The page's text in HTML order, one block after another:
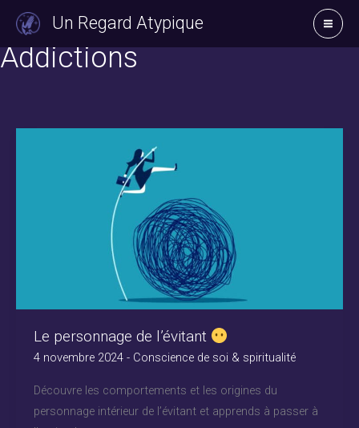
contenu
Un Regard Atypique
Addictions
Le personnage de l’évitant
4 novembre 2024 - Conscience de soi & spiritualité
Découvre les comportements et les origines du
personnage intérieur de l’évitant et apprends à passer à